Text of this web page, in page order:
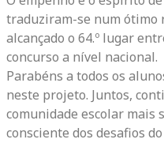
traduziram-se num ótimo
alcançado o 64.º lugar
concurso a nível nacional.
Parabéns a todos os
neste projeto. Juntos,
comunidade escolar mais
consciente dos desafios